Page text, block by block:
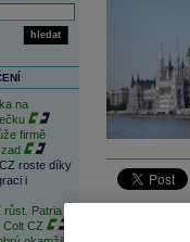
hledat
na
firmě
roste díky
i
růst. Patria
CZ